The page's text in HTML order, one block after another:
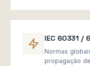
IEC 60331 /
Normas
propagação